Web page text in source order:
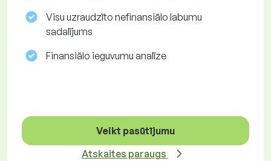
Visu uzraudzīto nefinansiālo labumu
sadalījums
Finansiālo ieguvumu analīze
Veikt pasūtījumu
Atskaites paraugs